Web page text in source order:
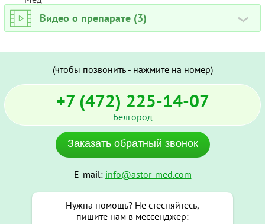
Видео о препарате (3) ›
(чтобы позвонить - нажмите на номер)
+7 (472) 225-14-07
Белгород
Заказать обратный звонок
E-mail: info@astor-med.com
Нужна помощь? Не стесняйтесь,
пишите нам в мессенджер: